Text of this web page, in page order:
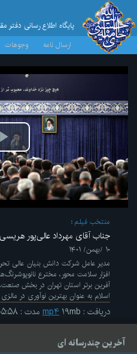
پایگاه اطلاع رسانی دفتر
ارسال نامه
وجوهات
منتخب فیلم
جناب آقای مهرداد عالی‌پور هریسی
۱۰ /بهمن/ ۱۴۰۱
مدیر عامل شرکت دانش بنیان عالی
افزار سلامت محور، مخترع
آفرین برتر استان تهران در بخش
اسلام به عنوان بهترین نوآوری در مالزی
دریافت : mp۴ ۱۹mb مدت :
آخرین چندرسانه ای